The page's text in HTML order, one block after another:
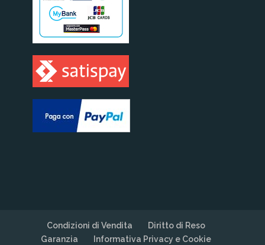
Condizioni di Vendita
Diritto di Reso
Garanzia
Informativa Privacy e Cookie